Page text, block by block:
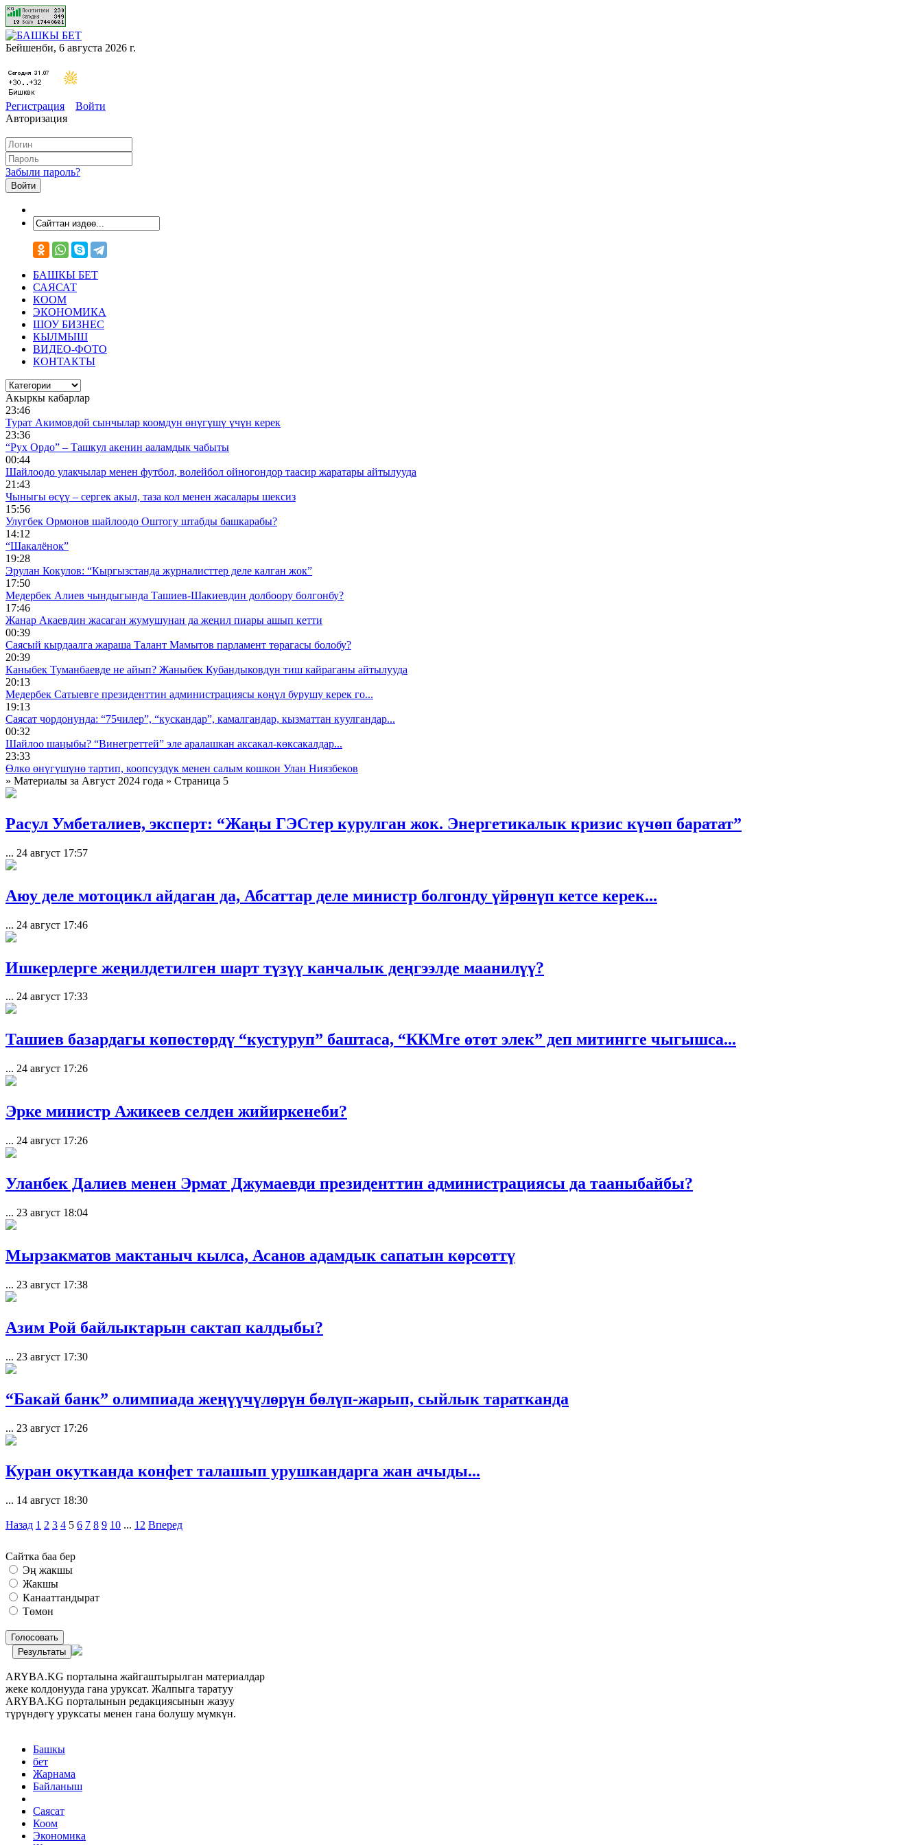
Бейшенби, 6 августа 2026 г.
Регистрация
Войти
Авторизация
Забыли пароль?
БАШКЫ БЕТ
САЯСАТ
КООМ
ЭКОНОМИКА
ШОУ БИЗНЕС
КЫЛМЫШ
ВИДЕО-ФОТО
КОНТАКТЫ
Акыркы кабарлар
23:46
Турат Акимовдой сынчылар коомдун өнүгүшү үчүн керек
23:36
“Рух Ордо” – Ташкул акенин ааламдык чабыты
00:44
Шайлоодо улакчылар менен футбол, волейбол ойногондор таасир жаратары айтылууда
21:43
Чыныгы өсүү – сергек акыл, таза кол менен жасалары шексиз
15:56
Улугбек Ормонов шайлоодо Оштогу штабды башкарабы?
14:12
“Шакалёнок”
19:28
Эрулан Кокулов: “Кыргызстанда журналисттер деле калган жок”
17:50
Медербек Алиев чындыгында Ташиев-Шакиевдин долбоору болгонбу?
17:46
Жанар Акаевдин жасаган жумушунан да жеңил пиары ашып кетти
00:39
Саясый кырдаалга жараша Талант Мамытов парламент төрагасы болобу?
20:39
Каныбек Туманбаевде не айып? Жаныбек Кубандыковдун тиш кайраганы айтылууда
20:13
Медербек Сатыевге президенттин администрациясы көңүл бурушу керек го...
19:13
Саясат чордонунда: “75чилер”, “кускандар”, камалгандар, кызматтан куулгандар...
00:32
Шайлоо шаңыбы? “Винегреттей” эле аралашкан аксакал-көксакалдар...
23:33
Өлкө өнүгүшүнө тартип, коопсуздук менен салым кошкон Улан Ниязбеков
» Материалы за Август 2024 года » Страница 5
Расул Умбеталиев, эксперт: “Жаңы ГЭСтер курулган жок. Энергетикалык кризис күчөп баратат”
... 24 август 17:57
Аюу деле мотоцикл айдаган да, Абсаттар деле министр болгонду үйрөнүп кетсе керек...
... 24 август 17:46
Ишкерлерге жеңилдетилген шарт түзүү канчалык деңгээлде маанилүү?
... 24 август 17:33
Ташиев базардагы көпөстөрдү “кустуруп” баштаса, “ККМге өтөт элек” деп митингге чыгышса...
... 24 август 17:26
Эрке министр Ажикеев селден жийиркенеби?
... 24 август 17:26
Уланбек Далиев менен Эрмат Джумаевди президенттин администрациясы да тааныбайбы?
... 23 август 18:04
Мырзакматов мактаныч кылса, Асанов адамдык сапатын көрсөттү
... 23 август 17:38
Азим Рой байлыктарын сактап калдыбы?
... 23 август 17:30
“Бакай банк” олимпиада жеңүүчүлөрүн бөлүп-жарып, сыйлык таратканда
... 23 август 17:26
Куран окутканда конфет талашып урушкандарга жан ачыды...
... 14 август 18:30
Назад 1 2 3 4 5 6 7 8 9 10 ... 12 Вперед
Сайтка баа бер
Эң жакшы
Жакшы
Канааттандырат
Төмөн
Голосовать
Результаты
ARYBA.KG порталына жайгаштырылган материалдар
жеке колдонууда гана уруксат. Жалпыга таратуу
ARYBA.KG порталынын редакциясынын жазуу
түрүндөгү уруксаты менен гана болушу мүмкүн.
Башкы
бет
Жарнама
Байланыш
Саясат
Коом
Экономика